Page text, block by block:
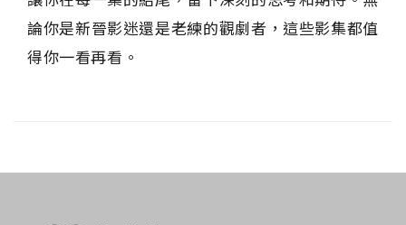
論你是新晉影迷還是老練的觀劇者，這些影集都值
得你一看再看。